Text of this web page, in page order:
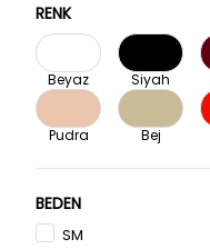
RENK
Beyaz Siyah
Pudra Bej
BEDEN
SM